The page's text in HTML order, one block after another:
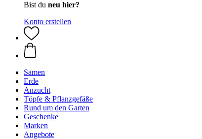
Bist du neu hier?
Konto erstellen
Samen
Erde
Anzucht
Töpfe & Pflanzgefäße
Rund um den Garten
Geschenke
Marken
Angebote